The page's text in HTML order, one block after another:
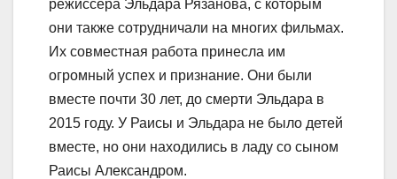
режиссера Эльдара Рязанова, с которым
они также сотрудничали на многих фильмах.
Их совместная работа принесла им
огромный успех и признание. Они были
вместе почти 30 лет, до смерти Эльдара в
2015 году. У Раисы и Эльдара не было детей
вместе, но они находились в ладу со сыном
Раисы Александром.